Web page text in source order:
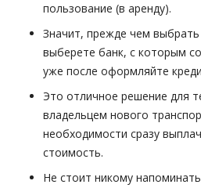
пользование (в аренду).
Значит, прежде чем
выберете банк, с которым
уже после оформляйте
Это отличное решение для
владельцем нового
необходимости сразу
стоимость.
Не стоит никому